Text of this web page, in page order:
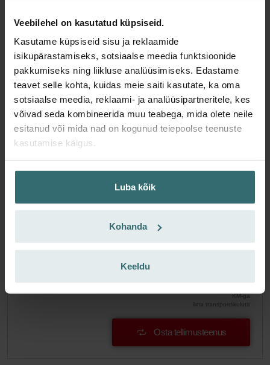
Veebilehel on kasutatud küpsiseid.
Kasutame küpsiseid sisu ja reklaamide
isikupärastamiseks, sotsiaalse meedia funktsioonide
pakkumiseks ning liikluse analüüsimiseks. Edastame
teavet selle kohta, kuidas meie saiti kasutate, ka oma
sotsiaalse meedia, reklaami- ja analüüsipartneritele, kes
võivad seda kombineerida muu teabega, mida olete neile
esitanud või mida nad on kogunud teiepoolse teenuste
kasutamise käigus.
Luba kõik
Kohanda
Keeldu
ComfoAir Flex | Zehnder Original
Filtrikomplekt kaitseb teie ventilatsioonisüsteemi mustuse
eest ja pakub täiendavat kodust mugavust - CRS (G4) /
CRS (G4)
Artikli number: 400100122
Need filtrid sobivad järgmistele toodetele::ComfoAir Flex
Laos puudub Praegu pole saadaval
47.06
Saa toode 15% allahindlusega
Telli tellimusteenus ja osta automaatselt kindla intervalliga!
40.00 47.06
KM-ga
ilma transpordikuluta
Osta tellimusteenus